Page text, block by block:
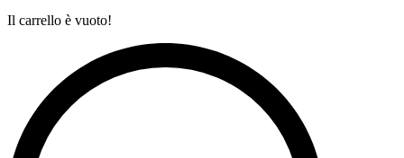
Il carrello è vuoto!